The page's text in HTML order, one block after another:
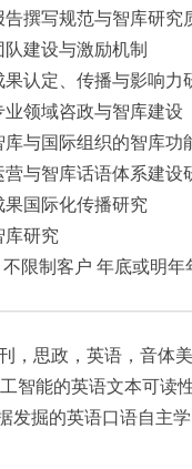
告撰写规范与智库研究
队建设与激励机制
果认定、传播与影响力
业领域咨政与智库建设
库与国际组织的智库功
营与智库话语体系建设
果国际化传播研究
库研究
限制客户 年底或明年
，思政，英语，音体
智能的英语文本可读
发掘的英语口语自主